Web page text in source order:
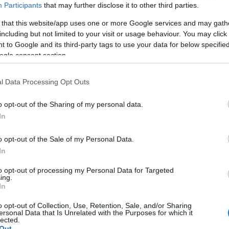
Participants that may further disclose it to other third parties.
that this website/app uses one or more Google services and may
but not limited to your visit or usage behaviour. You may
to Google and its third-party tags to use your data for below
consent section.
Data Processing Opt Outs
opt-out of the Sharing of my personal data.
opt-out of the Sale of my Personal Data.
opt-out of processing my Personal Data for Targeted
opt-out of Collection, Use, Retention, Sale, and/or Sharing
Data that Is Unrelated with the Purposes for which it
lett. A csípő-alatt hordott nadrágok nem nagyon voltak
divatba jöttek. Biztos vagyok benne, hogy ez a Star Trek miatt
emberi megnyilvánulásai vannak, gyakran
szerint ez hozzátartozik ahhoz a szemlélethez,
átalakulást, ami nagyon árnyalt. Bizonyos szempontból úgy
alakítanék, mert tudtam, hogy Andrea előtt is léteztek
sorozatot vagy mozifilmet sem azelőtt, ezért nem volt
megalkottam úgy, ahogyan én elgondoltam, hogy mit
semmit sem érzett. Csak engedelmeskedett az utasításoknak.
ahogyan egyre közelebb kerül ezekhez az érzelmekhez,
amiket Majel Barrettel
Gene Roddenberry-vel randevúzott, de akkoriban ezt nem